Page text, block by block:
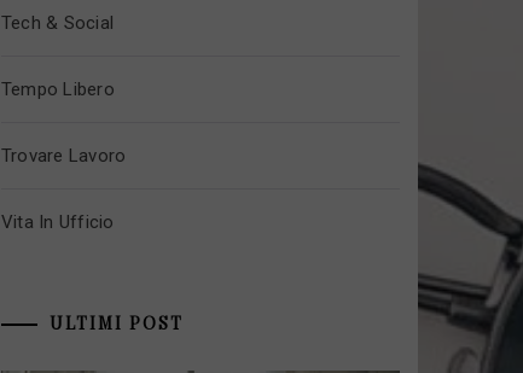
Tech & Social
Tempo Libero
Trovare Lavoro
Vita In Ufficio
ULTIMI POST